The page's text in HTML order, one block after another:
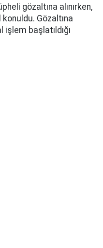
gözaltına alınırken,
Gözaltına
işlem başlatıldığı